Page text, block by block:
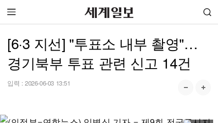
[6·3 지선] "투표소 내부 촬영"…
경기북부 투표 관련 신고 14건
입력 : 2026-06-03 13:51